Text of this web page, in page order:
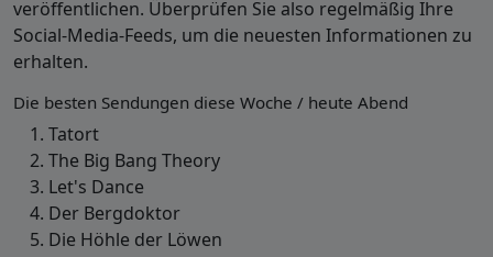
veröffentlichen. Überprüfen Sie also regelmäßig Ihre
Social-Media-Feeds, um die neuesten Informationen zu
erhalten.
Die besten Sendungen diese Woche / heute Abend
Tatort
The Big Bang Theory
Let's Dance
Der Bergdoktor
Die Höhle der Löwen